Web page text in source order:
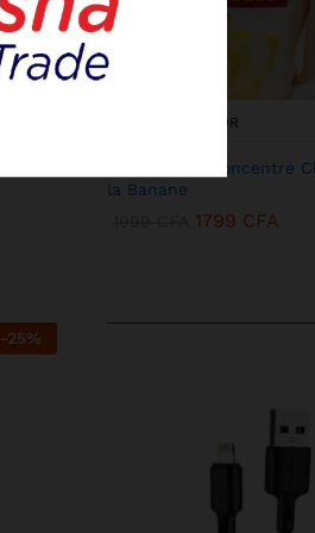
KENBANG TRÉSOR
Miss Laila – Concentré
la Banane
1799 CFA
-25%